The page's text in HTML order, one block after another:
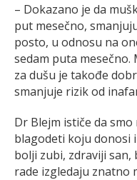
– Dokazano je da
put mesečno,
posto, u odnosu na
sedam puta
za dušu je takođe
smanjuje rizik od
Dr Blejm ističe da
blagodeti koju donosi
bolji zubi, zdraviji
rade izgledaju znatno